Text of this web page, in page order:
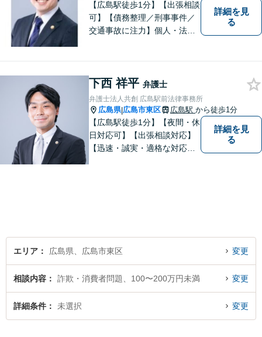
【広島駅徒歩1分】【出張相談
可】【債務整理／刑事事件／
交通事故に注力】個人・法人
の「平和」が実現できるよ
う、依頼者一人ひとりに寄り
添い、解決へ導きます。
詳細を見
る
下西 祥平 弁護士
弁護士法人共創 広島駅前法律事務所
広島県|広島市東区 広島駅 から徒歩1分
【広島駅徒歩1分】【夜間・休
日対応可】【出張相談対応】
【迅速・誠実・適格な対応】
詳細を見
る
エリア 広島県、広島市東区 変更
相談内容 詐欺・消費者問題、100〜200万円未満 変更
詳細条件 未選択 変更